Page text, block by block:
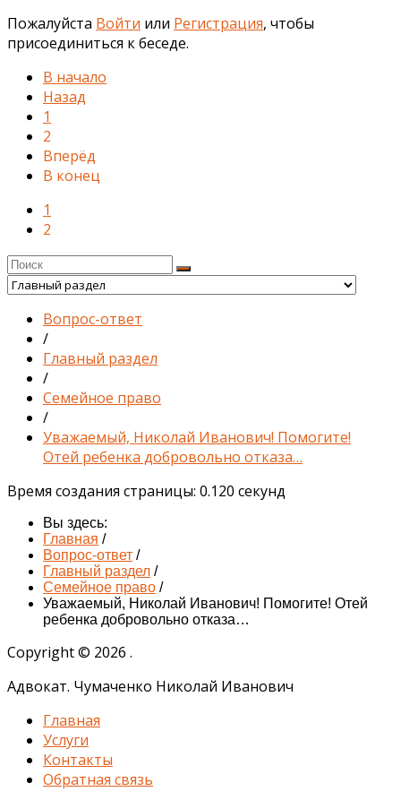
Пожалуйста Войти или Регистрация, чтобы
присоединиться к беседе.
В начало
Назад
1
2
Вперёд
В конец
1
2
Вопрос-ответ
/
Главный раздел
/
Семейное право
/
Уважаемый, Николай Иванович! Помогите!
Отей ребенка добровольно отказа…
Время создания страницы: 0.120 секунд
Вы здесь:
Главная /
Вопрос-ответ /
Главный раздел /
Семейное право /
Уважаемый, Николай Иванович! Помогите! Отей
ребенка добровольно отказа…
Copyright © 2026 .
Адвокат. Чумаченко Николай Иванович
Главная
Услуги
Контакты
Обратная связь